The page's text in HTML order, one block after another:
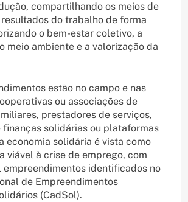
compartilhando os meios de
do trabalho de forma
o bem-estar coletivo, a
meio ambiente e a valorização da
estão no campo e nas
ou associações de
prestadores de serviços,
finanças solidárias ou plataformas
economia solidária é vista como
viável à crise de emprego, com
empreendimentos identificados no
de Empreendimentos
(CadSol).